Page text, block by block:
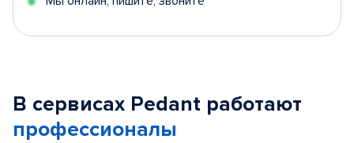
В сервисах Pedant работают
профессионалы